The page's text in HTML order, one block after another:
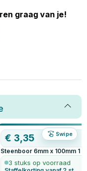
graag van je!
Swipe
€ 3,35
Steenboor 6mm x 100mm 1
3 stuks op voorraad